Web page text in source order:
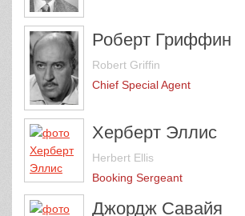
Роберт Гриффин
Robert Griffin
Chief Special Agent
Херберт Эллис
Herbert Ellis
Booking Sergeant
Джордж Савайя